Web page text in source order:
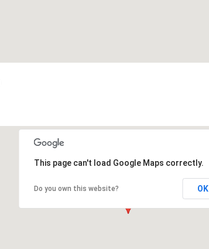
This page can't load Google Maps correctly.
Do you own this website? OK